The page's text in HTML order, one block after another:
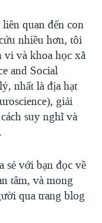
quan đến con
nhiều hơn, tôi
vi và khoa học xã
and Social
nhất là địa hạt
giải
suy nghĩ và
sẻ với bạn đọc về
tâm, và mong
qua trang blog